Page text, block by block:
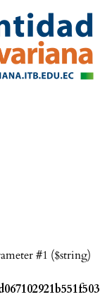
idioma actual es:
#1 ($string)